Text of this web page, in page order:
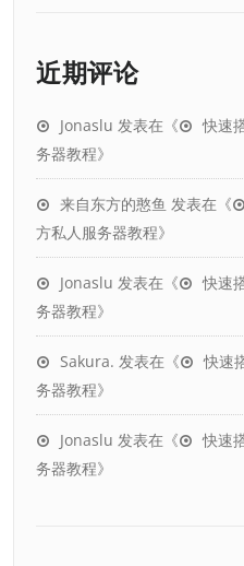
近期评论
Jonaslu 发表在《
快速
务器教程》
来自东方的憨鱼 发表在《
方私人服务器教程》
Jonaslu 发表在《
快速
务器教程》
Sakura. 发表在《
快速
务器教程》
Jonaslu 发表在《
快速
务器教程》